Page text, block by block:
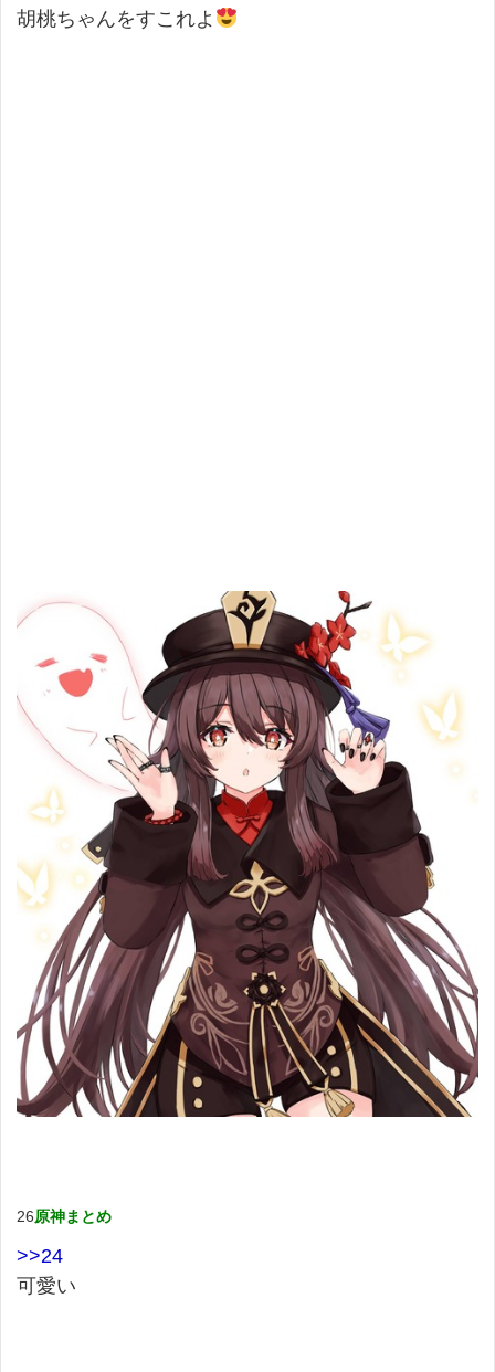
胡桃ちゃんをすこれよ
26原神まとめ
>>24
可愛い